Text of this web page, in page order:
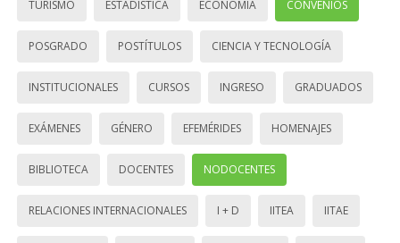
TURISMO ESTADÍSTICA ECONOMÍA CONVENIOS
POSGRADO POSTÍTULOS CIENCIA Y TECNOLOGÍA
INSTITUCIONALES CURSOS INGRESO GRADUADOS
EXÁMENES GÉNERO EFEMÉRIDES HOMENAJES
BIBLIOTECA DOCENTES NODOCENTES
RELACIONES INTERNACIONALES I + D IITEA IITAE